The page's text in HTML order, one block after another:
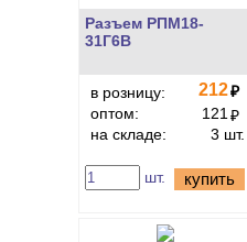
Разъем РПМ18-
31Г6В
в розницу: 212₽
оптом:
121 ₽
на складе:
3 шт.
шт. купить